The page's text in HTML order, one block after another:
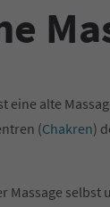
eine alte
(Chakren)
Massage